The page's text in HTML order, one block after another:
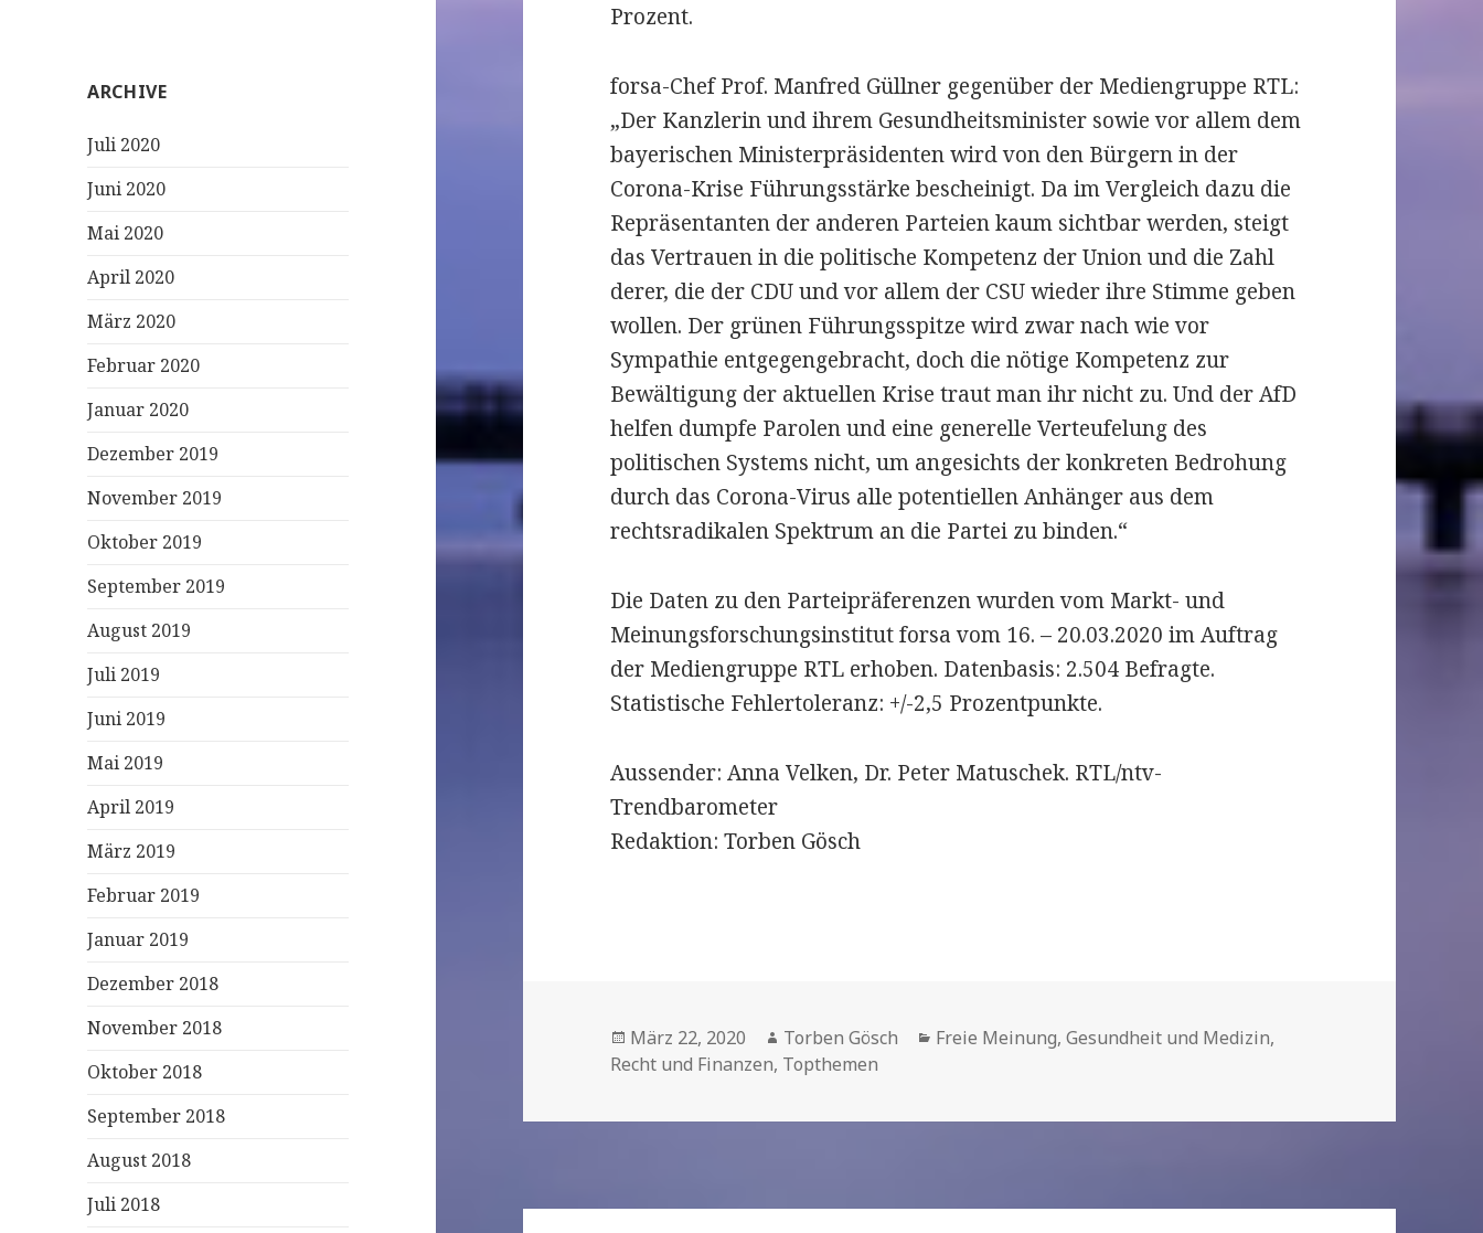
ARCHIVE
Juli 2020
Juni 2020
Mai 2020
April 2020
März 2020
Februar 2020
Januar 2020
Dezember 2019
November 2019
Oktober 2019
September 2019
August 2019
Juli 2019
Juni 2019
Mai 2019
April 2019
März 2019
Februar 2019
Januar 2019
Dezember 2018
November 2018
Oktober 2018
September 2018
August 2018
Juli 2018
Prozent.
forsa-Chef Prof. Manfred Güllner gegenüber der Mediengruppe RTL:
„Der Kanzlerin und ihrem Gesundheitsminister sowie vor allem dem
bayerischen Ministerpräsidenten wird von den Bürgern in der
Corona-Krise Führungsstärke bescheinigt. Da im Vergleich dazu die
Repräsentanten der anderen Parteien kaum sichtbar werden, steigt
das Vertrauen in die politische Kompetenz der Union und die Zahl
derer, die der CDU und vor allem der CSU wieder ihre Stimme geben
wollen. Der grünen Führungsspitze wird zwar nach wie vor
Sympathie entgegengebracht, doch die nötige Kompetenz zur
Bewältigung der aktuellen Krise traut man ihr nicht zu. Und der AfD
helfen dumpfe Parolen und eine generelle Verteufelung des
politischen Systems nicht, um angesichts der konkreten Bedrohung
durch das Corona-Virus alle potentiellen Anhänger aus dem
rechtsradikalen Spektrum an die Partei zu binden.“
Die Daten zu den Parteipräferenzen wurden vom Markt- und
Meinungsforschungsinstitut forsa vom 16. – 20.03.2020 im Auftrag
der Mediengruppe RTL erhoben. Datenbasis: 2.504 Befragte.
Statistische Fehlertoleranz: +/-2,5 Prozentpunkte.
Aussender: Anna Velken, Dr. Peter Matuschek. RTL/ntv-
Trendbarometer
Redaktion: Torben Gösch
Veröffentlicht
am
März 22, 2020 Autor
Torben Gösch Kategorien
Freie Meinung,Gesundheit und Medizin,
Recht und Finanzen, Topthemen